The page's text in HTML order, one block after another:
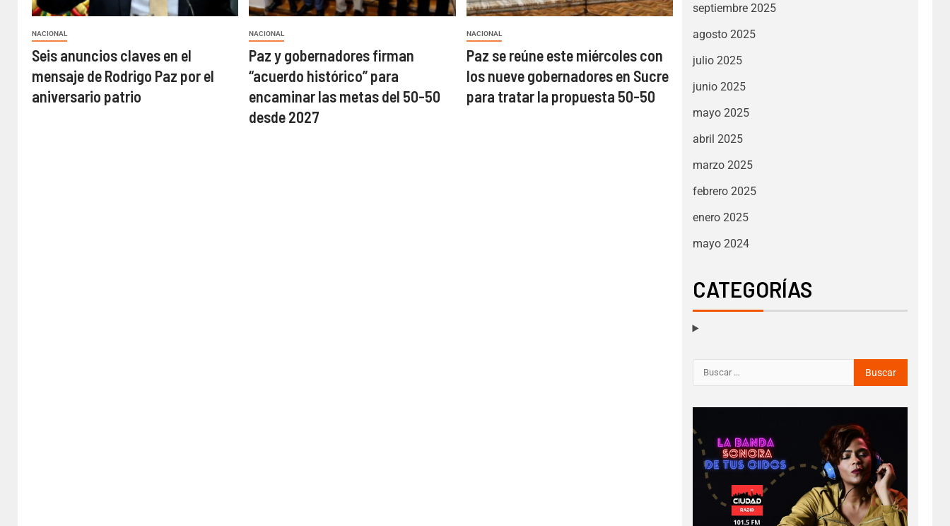
NACIONAL
Seis anuncios claves en el
mensaje de Rodrigo Paz por el
aniversario patrio
NACIONAL
Paz y gobernadores firman
“acuerdo histórico” para
encaminar las metas del 50-50
desde 2027
NACIONAL
Paz se reúne este miércoles con
los nueve gobernadores en Sucre
para tratar la propuesta 50-50
septiembre 2025
agosto 2025
julio 2025
junio 2025
mayo 2025
abril 2025
marzo 2025
febrero 2025
enero 2025
mayo 2024
CATEGORÍAS